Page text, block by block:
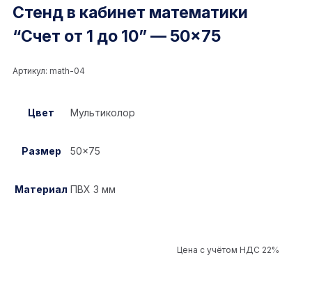
Стенд в кабинет математики
“Счет от 1 до 10” — 50×75
Артикул: math-04
Цвет Мультиколор
Размер 50×75
Материал ПВХ 3 мм
Цена с учётом НДС 22%